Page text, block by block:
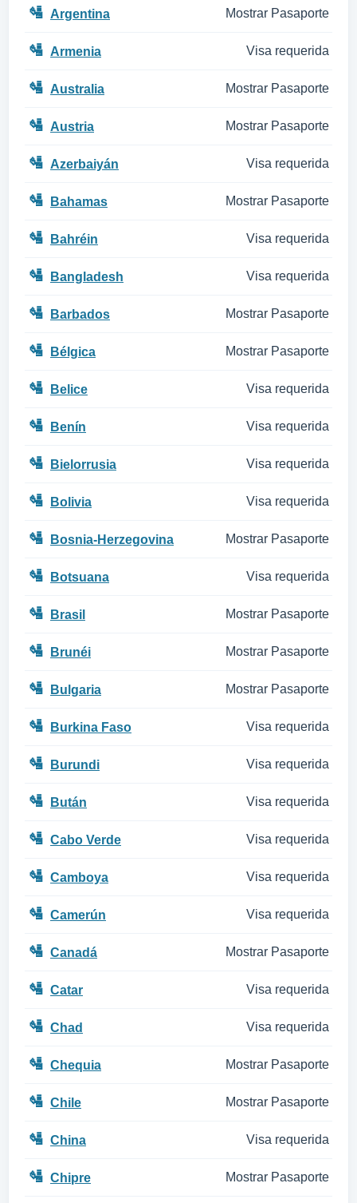
🛂 Argentina Mostrar Pasaporte
🛂 Armenia Visa requerida
🛂 Australia Mostrar Pasaporte
🛂 Austria Mostrar Pasaporte
🛂 Azerbaiyán Visa requerida
🛂 Bahamas Mostrar Pasaporte
🛂 Bahréin Visa requerida
🛂 Bangladesh Visa requerida
🛂 Barbados Mostrar Pasaporte
🛂 Bélgica Mostrar Pasaporte
🛂 Belice Visa requerida
🛂 Benín Visa requerida
🛂 Bielorrusia Visa requerida
🛂 Bolivia Visa requerida
🛂 Bosnia-Herzegovina Mostrar Pasaporte
🛂 Botsuana Visa requerida
🛂 Brasil Mostrar Pasaporte
🛂 Brunéi Mostrar Pasaporte
🛂 Bulgaria Mostrar Pasaporte
🛂 Burkina Faso Visa requerida
🛂 Burundi Visa requerida
🛂 Bután Visa requerida
🛂 Cabo Verde Visa requerida
🛂 Camboya Visa requerida
🛂 Camerún Visa requerida
🛂 Canadá Mostrar Pasaporte
🛂 Catar Visa requerida
🛂 Chad Visa requerida
🛂 Chequia Mostrar Pasaporte
🛂 Chile Mostrar Pasaporte
🛂 China Visa requerida
🛂 Chipre Mostrar Pasaporte